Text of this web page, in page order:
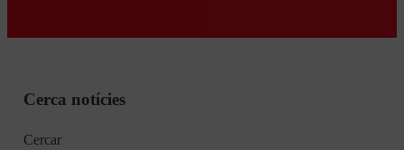
Cerca notícies
Cercar